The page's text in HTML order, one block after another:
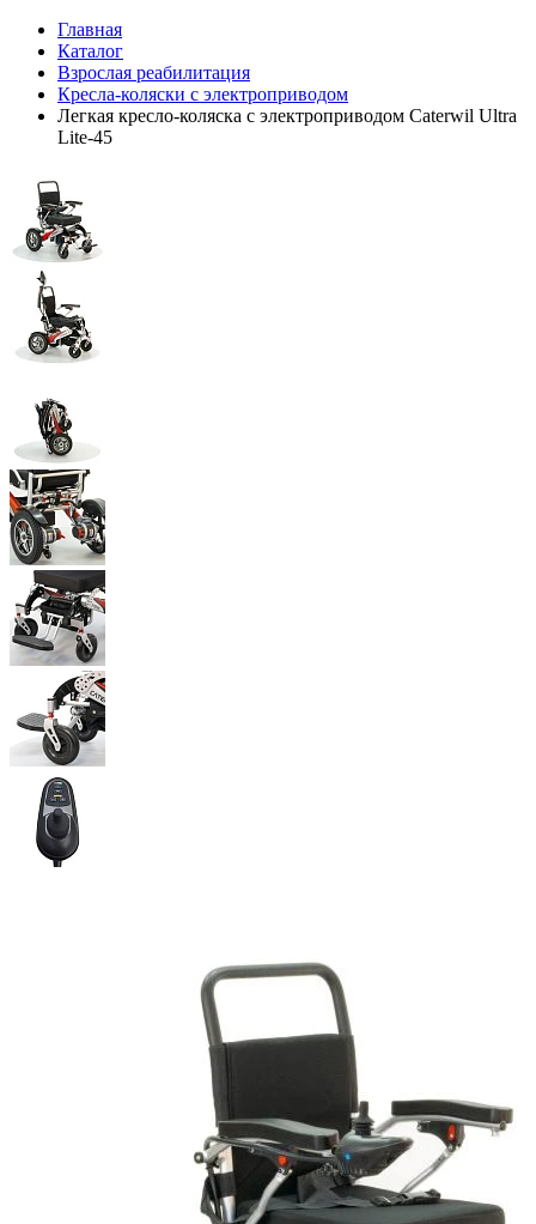
Главная
Каталог
Взрослая реабилитация
Кресла-коляски с электроприводом
Легкая кресло-коляска с электроприводом Caterwil Ultra
Lite-45